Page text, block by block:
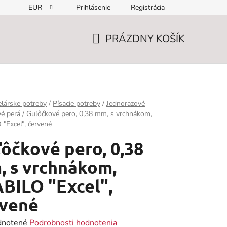
EUR Prihlásenie Registrácia
PRÁZDNY KOŠÍK
potreby / Písacie potreby / Jednorazové
perá / Guľôčkové pero, 0,38 mm, s vrchnákom,
"Excel", červené
pero, 0,38
s vrchnákom,
"Excel",
Podrobnosti hodnotenia